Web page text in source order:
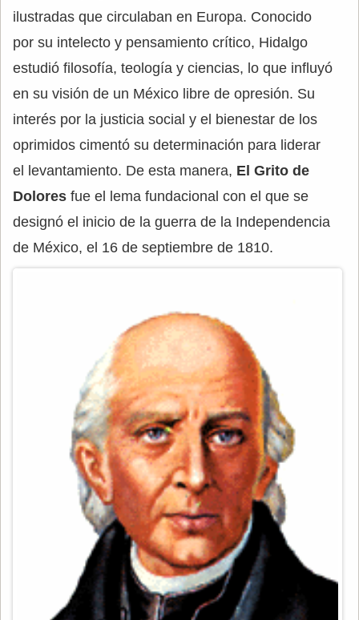
ilustradas que circulaban en Europa. Conocido
por su intelecto y pensamiento crítico, Hidalgo
estudió filosofía, teología y ciencias, lo que influyó
en su visión de un México libre de opresión. Su
interés por la justicia social y el bienestar de los
oprimidos cimentó su determinación para liderar
el levantamiento. De esta manera, El Grito de
Dolores fue el lema fundacional con el que se
designó el inicio de la guerra de la Independencia
de México, el 16 de septiembre de 1810.